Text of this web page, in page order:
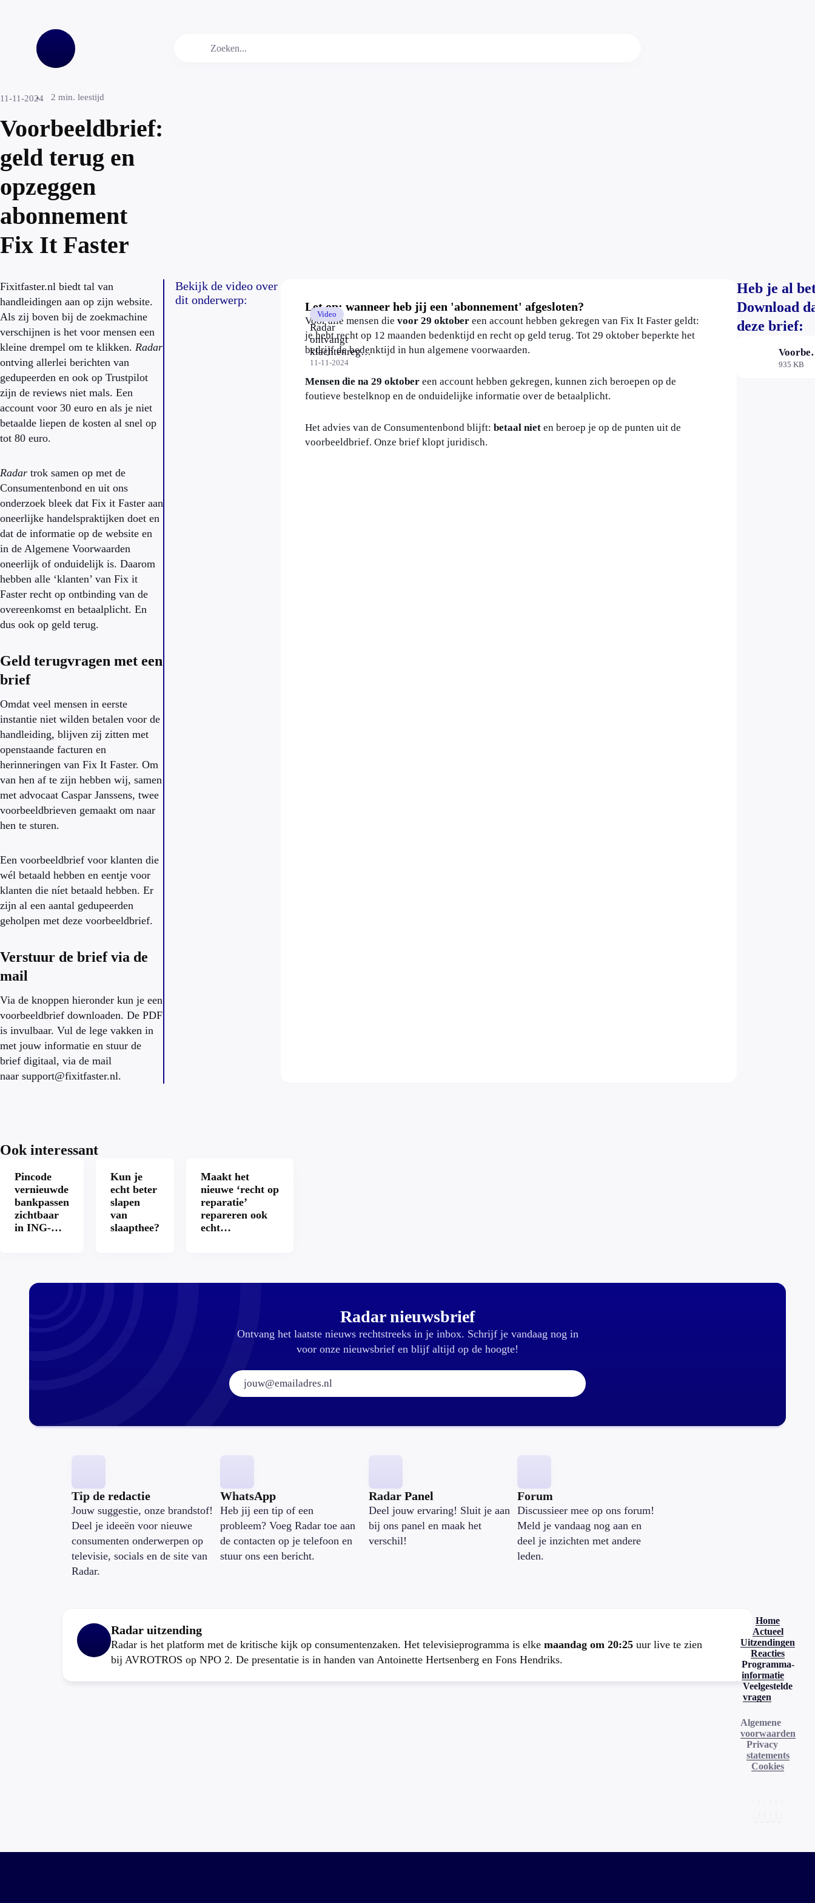
11-11-2024 2 min. leestijd
Voorbeeldbrief:
geld terug en
opzeggen
abonnement
Fix It Faster
Fixitfaster.nl biedt tal van
handleidingen aan op zijn website.
Als zij boven bij de zoekmachine
verschijnen is het voor mensen een
kleine drempel om te klikken. Radar
ontving allerlei berichten van
gedupeerden en ook op Trustpilot
zijn de reviews niet mals. Een
account voor 30 euro en als je niet
betaalde liepen de kosten al snel op
tot 80 euro.
Radar trok samen op met de
Consumentenbond en uit ons
onderzoek bleek dat Fix it Faster aan
oneerlijke handelspraktijken doet en
dat de informatie op de website en
in de Algemene Voorwaarden
oneerlijk of onduidelijk is. Daarom
hebben alle ‘klanten’ van Fix it
Faster recht op ontbinding van de
overeenkomst en betaalplicht. En
dus ook op geld terug.
Geld terugvragen met een
brief
Omdat veel mensen in eerste
instantie niet wilden betalen voor de
handleiding, blijven zij zitten met
openstaande facturen en
herinneringen van Fix It Faster. Om
van hen af te zijn hebben wij, samen
met advocaat Caspar Janssens, twee
voorbeeldbrieven gemaakt om naar
hen te sturen.
Een voorbeeldbrief voor klanten die
wél betaald hebben en eentje voor
klanten die níet betaald hebben. Er
zijn al een aantal gedupeerden
geholpen met deze voorbeeldbrief.
Verstuur de brief via de
mail
Via de knoppen hieronder kun je een
voorbeeldbrief downloaden. De PDF
is invulbaar. Vul de lege vakken in
met jouw informatie en stuur de
brief digitaal, via de mail
naar support@fixitfaster.nl.
Bekijk de video over
dit onderwerp:
Video
Radar
ontvangt
klachtenregen:
consumenten
betalen Fix It
Faster
onterecht voor
handleidingen
11-11-2024
Let op: wanneer heb jij een 'abonnement' afgesloten?
Voor alle mensen die voor 29 oktober een account hebben gekregen van Fix It Faster geldt:
je hebt recht op 12 maanden bedenktijd en recht op geld terug. Tot 29 oktober beperkte het
bedrijf de bedenktijd in hun algemene voorwaarden.
Mensen die na 29 oktober een account hebben gekregen, kunnen zich beroepen op de
foutieve bestelknop en de onduidelijke informatie over de betaalplicht.
Het advies van de Consumentenbond blijft: betaal niet en beroep je op de punten uit de
voorbeeldbrief. Onze brief klopt juridisch.
Heb je al
Download
deze brief:
935 KB
Ook interessant
Pincode
vernieuwde
bankpassen
zichtbaar
in ING-
Kun je
echt beter
slapen
van
slaapthee?
Maakt het
nieuwe ‘recht op
reparatie’
repareren ook
echt
Radar nieuwsbrief
Ontvang het laatste nieuws rechtstreeks in je inbox. Schrijf je vandaag nog in
voor onze nieuwsbrief en blijf altijd op de hoogte!
E-mailadres:
Tip de redactie
Jouw suggestie, onze brandstof!
Deel je ideeën voor nieuwe
consumenten onderwerpen op
televisie, socials en de site van
Radar.
WhatsApp
Heb jij een tip of een
probleem? Voeg Radar toe aan
de contacten op je telefoon en
stuur ons een bericht.
Radar Panel
Deel jouw ervaring! Sluit je aan
bij ons panel en maak het
verschil!
Forum
Discussieer mee op ons forum!
Meld je vandaag nog aan en
deel je inzichten met andere
leden.
Radar uitzending
Radar is het platform met de kritische kijk op consumentenzaken. Het televisieprogramma is elke maandag om 20:25 uur live te zien
bij AVROTROS op NPO 2. De presentatie is in handen van Antoinette Hertsenberg en Fons Hendriks.
Home
Actueel
Uitzendingen
Reacties
Programma-
informatie
Veelgestelde
vragen
Algemene
voorwaarden
Privacy
statements
Cookies